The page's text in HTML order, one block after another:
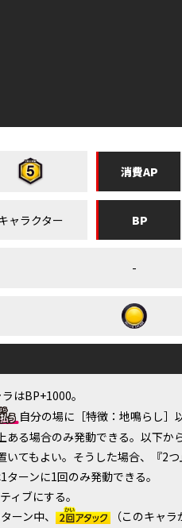
消費AP
ャラクター BP
-
はBP+1000。
自分の場に［特徴：地鳴らし］
ある場合のみ発動できる。以下か
いてもよい。そうした場合、『2
ーンに1回のみ発動できる。
ィブにする。
ーン中、
（このキャ